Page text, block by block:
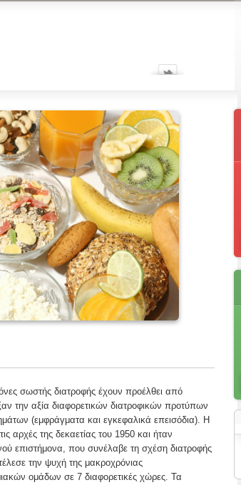
σωστής διατροφής έχουν προέλθει από
την αξία διαφορετικών διατροφικών προτύπων
(εμφράγματα και εγκεφαλικά επεισόδια). Η
αρχές της δεκαετίας του 1950 και ήταν
επιστήμονα, που συνέλαβε τη σχέση διατροφής
την ψυχή της μακροχρόνιας
ομάδων σε 7 διαφορετικές χώρες. Τα